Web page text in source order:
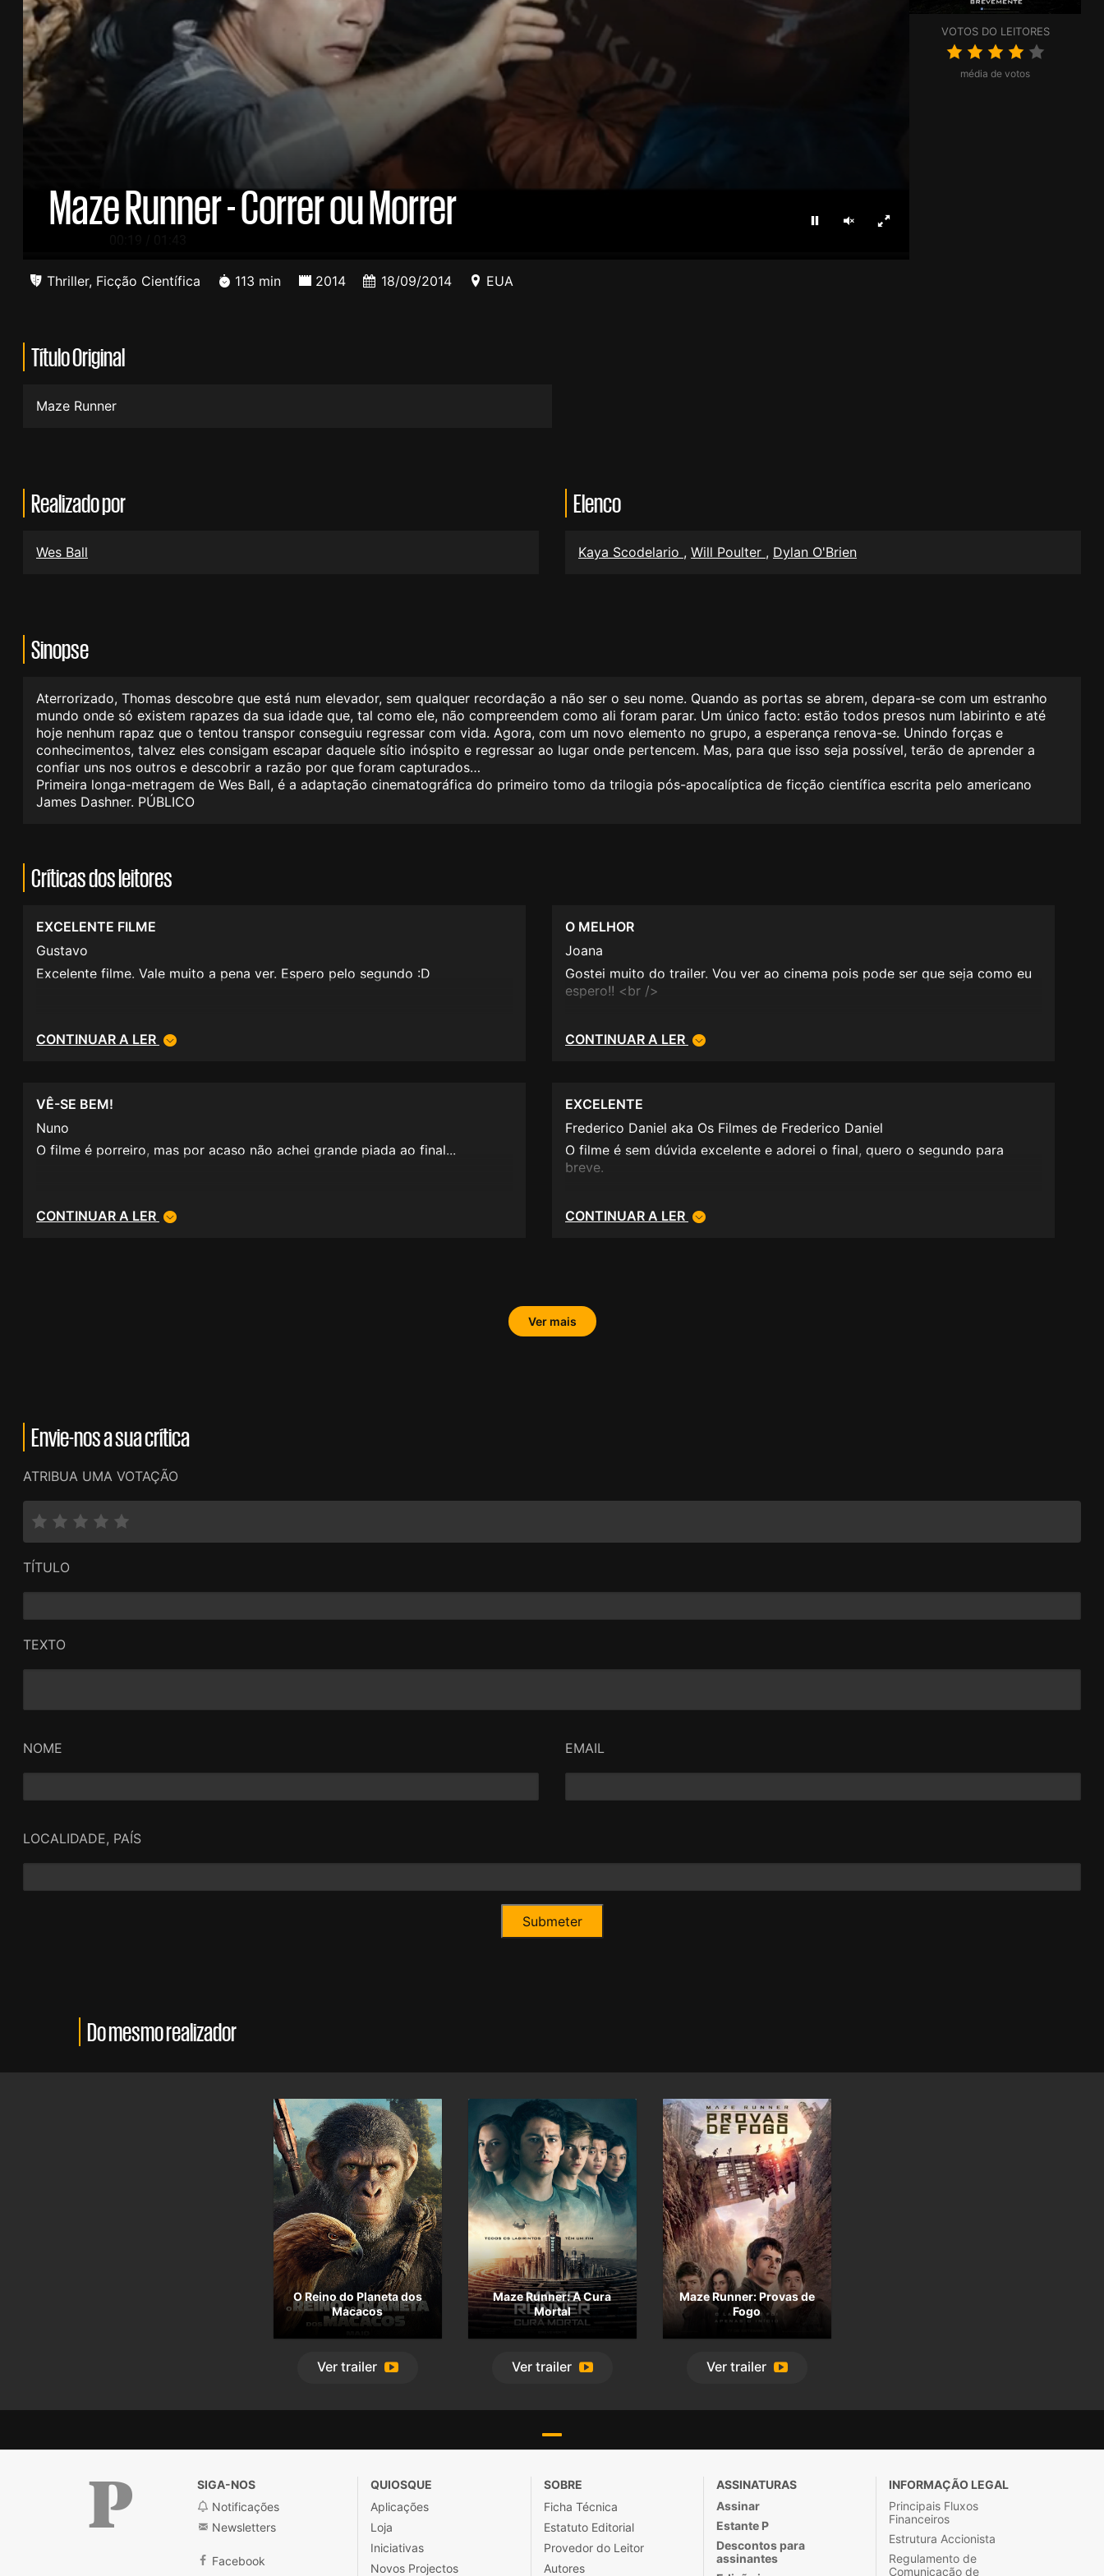
PararLigar somEcrã inteiro
Maze Runner - Correr ou Morrer
VOTOS DO LEITORES
média de votos
Thriller, Ficção Científica 113 min 2014 18/09/2014 EUA
Título Original
Maze Runner
Realizado por
Wes Ball
Elenco
Kaya Scodelario , Will Poulter , Dylan O'Brien
Sinopse
Aterrorizado, Thomas descobre que está num elevador, sem qualquer recordação a não ser o seu nome. Quando as portas se abrem, depara-se com um estranho
mundo onde só existem rapazes da sua idade que, tal como ele, não compreendem como ali foram parar. Um único facto: estão todos presos num labirinto e até
hoje nenhum rapaz que o tentou transpor conseguiu regressar com vida. Agora, com um novo elemento no grupo, a esperança renova-se. Unindo forças e
conhecimentos, talvez eles consigam escapar daquele sítio inóspito e regressar ao lugar onde pertencem. Mas, para que isso seja possível, terão de aprender a
confiar uns nos outros e descobrir a razão por que foram capturados…
Primeira longa-metragem de Wes Ball, é a adaptação cinematográfica do primeiro tomo da trilogia pós-apocalíptica de ficção científica escrita pelo americano
James Dashner. PÚBLICO
Críticas dos leitores
EXCELENTE FILME
Gustavo
Excelente filme. Vale muito a pena ver. Espero pelo segundo :D
CONTINUAR A LER
O MELHOR
Joana
Gostei muito do trailer. Vou ver ao cinema pois pode ser que seja como eu
espero!! <br />
CONTINUAR A LER
VÊ-SE BEM!
Nuno
O filme é porreiro, mas por acaso não achei grande piada ao final...
CONTINUAR A LER
EXCELENTE
Frederico Daniel aka Os Filmes de Frederico Daniel
O filme é sem dúvida excelente e adorei o final, quero o segundo para
breve.
CONTINUAR A LER
Ver mais
Envie-nos a sua crítica
ATRIBUA UMA VOTAÇÃO
TÍTULO
TEXTO
NOME EMAIL
LOCALIDADE, PAÍS
Do mesmo realizador
O Reino do Planeta dos
Macacos
Ver trailer
Maze Runner: A Cura
Mortal
Ver trailer
Maze Runner: Provas de
Fogo
Ver trailer
SIGA-NOS
Notificações
Newsletters
Facebook
QUIOSQUE
Aplicações
Loja
Iniciativas
Novos Projectos
SOBRE
Ficha Técnica
Estatuto Editorial
Provedor do Leitor
Autores
ASSINATURAS
Assinar
Estante P
Descontos para
assinantes
INFORMAÇÃO LEGAL
Principais Fluxos
Financeiros
Estrutura Accionista
Regulamento de
Comunicação de